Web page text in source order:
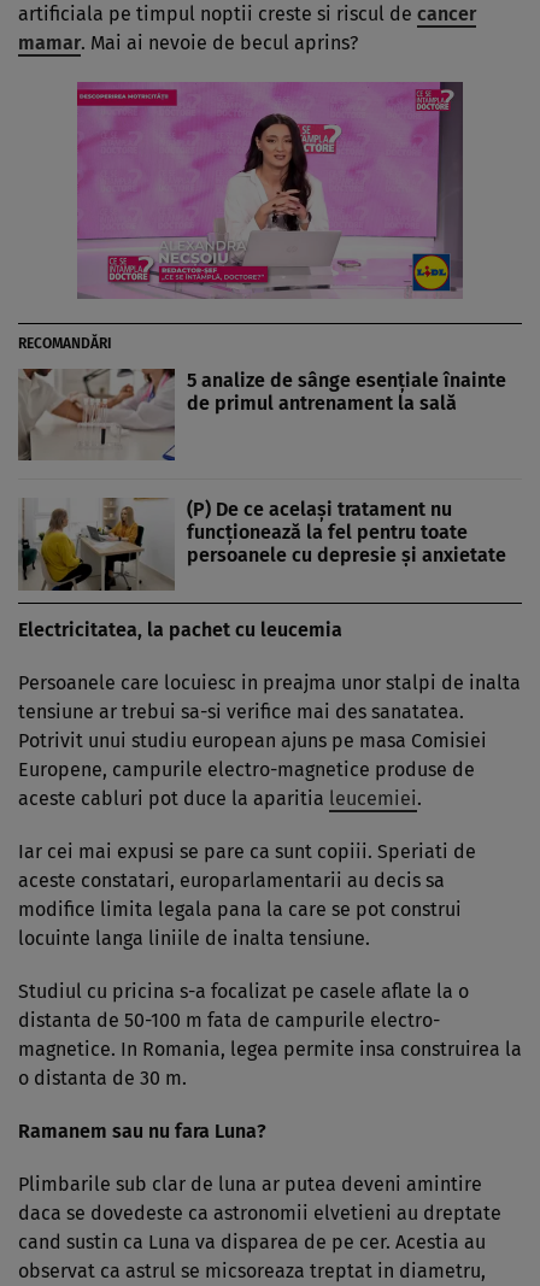
artificiala pe timpul noptii creste si riscul de cancer
mamar. Mai ai nevoie de becul aprins?
RECOMANDĂRI
5 analize de sânge esențiale înainte
de primul antrenament la sală
(P) De ce același tratament nu
funcționează la fel pentru toate
persoanele cu depresie și anxietate
Electricitatea, la pachet cu leucemia
Persoanele care locuiesc in preajma unor stalpi de inalta
tensiune ar trebui sa-si verifice mai des sanatatea.
Potrivit unui studiu european ajuns pe masa Comisiei
Europene, campurile electro-magnetice produse de
aceste cabluri pot duce la aparitia leucemiei.
Iar cei mai expusi se pare ca sunt copiii. Speriati de
aceste constatari, europarlamentarii au decis sa
modifice limita legala pana la care se pot construi
locuinte langa liniile de inalta tensiune.
Studiul cu pricina s-a focalizat pe casele aflate la o
distanta de 50-100 m fata de campurile electro-
magnetice. In Romania, legea permite insa construirea la
o distanta de 30 m.
Ramanem sau nu fara Luna?
Plimbarile sub clar de luna ar putea deveni amintire
daca se dovedeste ca astronomii elvetieni au dreptate
cand sustin ca Luna va disparea de pe cer. Acestia au
observat ca astrul se micsoreaza treptat in diametru,